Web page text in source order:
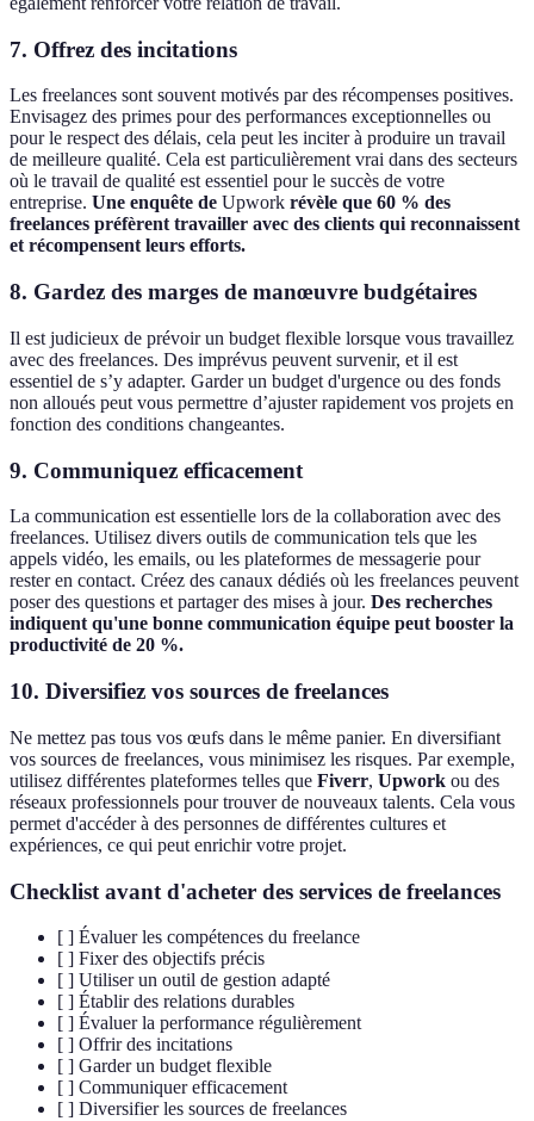
7. Offrez des incitations
Les freelances sont souvent motivés par des récompenses positives.
Envisagez des primes pour des performances exceptionnelles ou
pour le respect des délais, cela peut les inciter à produire un travail
de meilleure qualité. Cela est particulièrement vrai dans des secteurs
où le travail de qualité est essentiel pour le succès de votre
entreprise. Une enquête de Upwork révèle que 60 % des
freelances préfèrent travailler avec des clients qui reconnaissent
et récompensent leurs efforts.
8. Gardez des marges de manœuvre budgétaires
Il est judicieux de prévoir un budget flexible lorsque vous travaillez
avec des freelances. Des imprévus peuvent survenir, et il est
essentiel de s’y adapter. Garder un budget d'urgence ou des fonds
non alloués peut vous permettre d’ajuster rapidement vos projets en
fonction des conditions changeantes.
9. Communiquez efficacement
La communication est essentielle lors de la collaboration avec des
freelances. Utilisez divers outils de communication tels que les
appels vidéo, les emails, ou les plateformes de messagerie pour
rester en contact. Créez des canaux dédiés où les freelances peuvent
poser des questions et partager des mises à jour. Des recherches
indiquent qu'une bonne communication équipe peut booster la
productivité de 20 %.
10. Diversifiez vos sources de freelances
Ne mettez pas tous vos œufs dans le même panier. En diversifiant
vos sources de freelances, vous minimisez les risques. Par exemple,
utilisez différentes plateformes telles que Fiverr, Upwork ou des
réseaux professionnels pour trouver de nouveaux talents. Cela vous
permet d'accéder à des personnes de différentes cultures et
expériences, ce qui peut enrichir votre projet.
Checklist avant d'acheter des services de freelances
[ ] Évaluer les compétences du freelance
[ ] Fixer des objectifs précis
[ ] Utiliser un outil de gestion adapté
[ ] Établir des relations durables
[ ] Évaluer la performance régulièrement
[ ] Offrir des incitations
[ ] Garder un budget flexible
[ ] Communiquer efficacement
[ ] Diversifier les sources de freelances